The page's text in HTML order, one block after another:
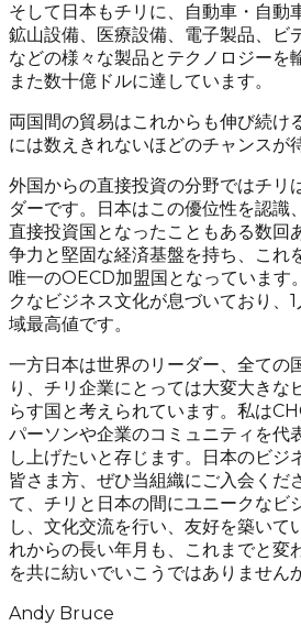
そして日本もチリに、自動車・自動
鉱山設備、医療設備、電子製品、ビ
などの様々な製品とテクノロジーを
また数十億ドルに達しています。
両国間の貿易はこれからも伸び続け
には数えきれないほどのチャンスが
外国からの直接投資の分野ではチリ
ダーです。日本はこの優位性を認識
直接投資国となったこともある数回
争力と堅固な経済基盤を持ち、これ
唯一のOECD加盟国となっています
クなビジネス文化が息づいており、
域最高値です。
一方日本は世界のリーダー、全ての
り、チリ企業にとっては大変大きな
らす国と考えられています。私は
パーソンや企業のコミュニティを代
し上げたいと存じます。日本のビジ
皆さま方、ぜひ当組織にご入会くだ
て、チリと日本の間にユニークなビ
し、文化交流を行い、友好を築いて
れからの長い年月も、これまでと変
を共に紡いでいこうではありません
Andy Bruce